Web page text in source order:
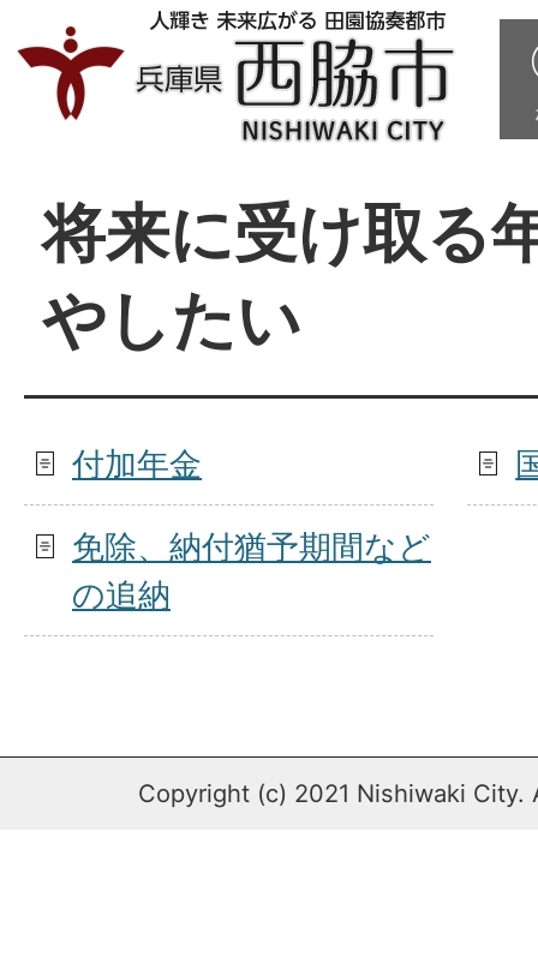
将来に受け取る
やしたい
付加年金
免除、納付猶予期間など
の追納
Copyright (c) 2021 Nishiwaki City.